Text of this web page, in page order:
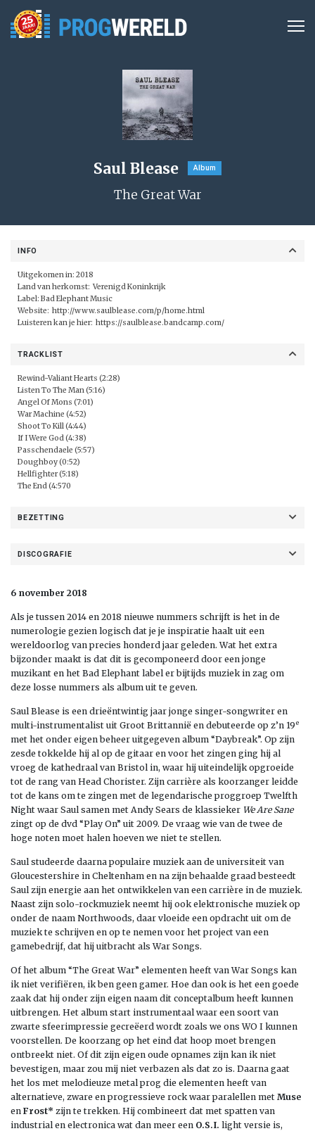
Saul Blease Album
The Great War
INFO
Uitgekomen in: 2018
Land van herkomst: Verenigd Koninkrijk
Label: Bad Elephant Music
Website: http://www.saulblease.com/p/home.html
Luisteren kan je hier: https://saulblease.bandcamp.com/
TRACKLIST
Rewind-Valiant Hearts (2:28)
Listen To The Man (5:16)
Angel Of Mons (7:01)
War Machine (4:52)
Shoot To Kill (4:44)
If I Were God (4:38)
Passchendaele (5:57)
Doughboy (0:52)
Hellfighter (5:18)
The End (4:570
BEZETTING
DISCOGRAFIE
6 november 2018
Als je tussen 2014 en 2018 nieuwe nummers schrijft is het in de
numerologie gezien logisch dat je je inspiratie haalt uit een
wereldoorlog van precies honderd jaar geleden. Wat het extra
bijzonder maakt is dat dit is gecomponeerd door een jonge
muzikant en het Bad Elephant label er bijtijds muziek in zag om
deze losse nummers als album uit te geven.
Saul Blease is een drieëntwintig jaar jonge singer-songwriter en
multi-instrumentalist uit Groot Brittannië en debuteerde op z’n 19e
met het onder eigen beheer uitgegeven album “Daybreak”. Op zijn
zesde tokkelde hij al op de gitaar en voor het zingen ging hij al
vroeg de kathedraal van Bristol in, waar hij uiteindelijk opgroeide
tot de rang van Head Chorister. Zijn carrière als koorzanger leidde
tot de kans om te zingen met de legendarische proggroep Twelfth
Night waar Saul samen met Andy Sears de klassieker We Are Sane
zingt op de dvd “Play On” uit 2009. De vraag wie van de twee de
hoge noten moet halen hoeven we niet te stellen.
Saul studeerde daarna populaire muziek aan de universiteit van
Gloucestershire in Cheltenham en na zijn behaalde graad besteedt
Saul zijn energie aan het ontwikkelen van een carrière in de muziek.
Naast zijn solo-rockmuziek neemt hij ook elektronische muziek op
onder de naam Northwoods, daar vloeide een opdracht uit om de
muziek te schrijven en op te nemen voor het project van een
gamebedrijf, dat hij uitbracht als War Songs.
Of het album “The Great War” elementen heeft van War Songs kan
ik niet verifiëren, ik ben geen gamer. Hoe dan ook is het een goede
zaak dat hij onder zijn eigen naam dit conceptalbum heeft kunnen
uitbrengen. Het album start instrumentaal waar een soort van
zwarte sfeerimpressie gecreëerd wordt zoals we ons WO I kunnen
voorstellen. De koorzang op het eind dat hoop moet brengen
ontbreekt niet. Of dit zijn eigen oude opnames zijn kan ik niet
bevestigen, maar zou mij niet verbazen als dat zo is. Daarna gaat
het los met melodieuze metal prog die elementen heeft van
alternatieve, zware en progressieve rock waar paralellen met Muse
en Frost* zijn te trekken. Hij combineert dat met spatten van
industrial en electronica wat dan meer een O.S.I. light versie is,